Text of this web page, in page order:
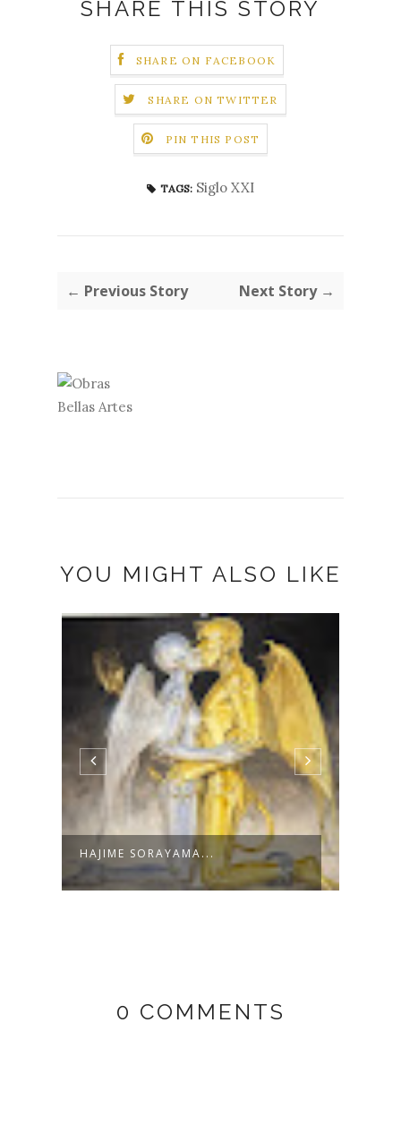
SHARE THIS STORY
SHARE ON FACEBOOK
SHARE ON TWITTER
PIN THIS POST
TAGS: Siglo XXI
← Previous Story Next Story →
YOU MIGHT ALSO LIKE
BIENAL DE VENECIA II (ARSENALE)
0 COMMENTS